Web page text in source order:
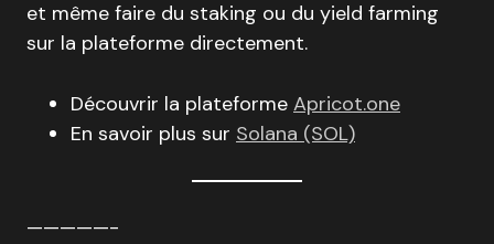
et même faire du staking ou du yield farming
sur la plateforme directement.
Découvrir la plateforme Apricot.one
En savoir plus sur Solana (SOL)
—————-